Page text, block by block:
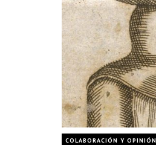
COLABORACIÓN Y OPINIÓN